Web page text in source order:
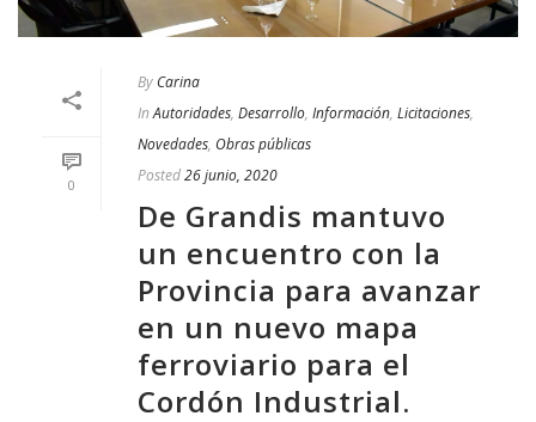
0
By Carina
In Autoridades, Desarrollo, Información, Licitaciones,
Novedades, Obras públicas
Posted26 junio, 2020
De Grandis mantuvo
un encuentro con la
Provincia para avanzar
en un nuevo mapa
ferroviario para el
Cordón Industrial.